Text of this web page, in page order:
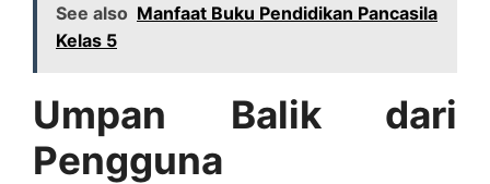
See also Manfaat Buku Pendidikan Pancasila
Kelas 5
Umpan Balik dari
Pengguna